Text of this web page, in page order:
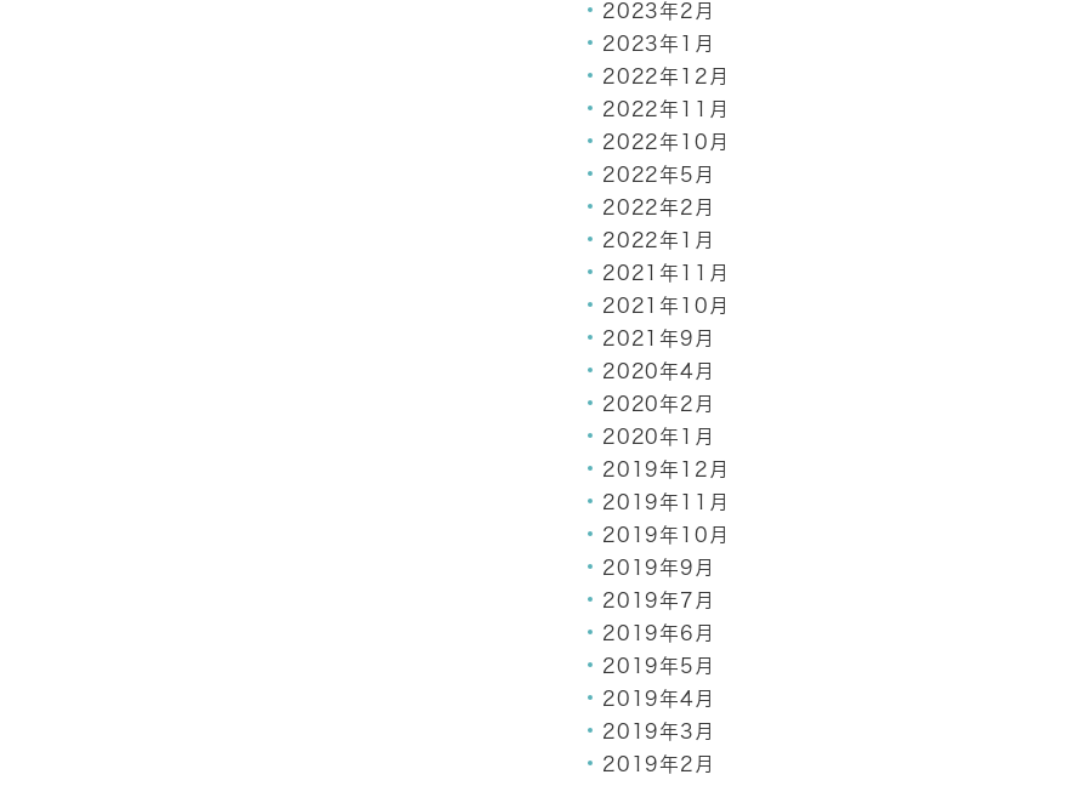
2023年2月
2023年1月
2022年12月
2022年11月
2022年10月
2022年5月
2022年2月
2022年1月
2021年11月
2021年10月
2021年9月
2020年4月
2020年2月
2020年1月
2019年12月
2019年11月
2019年10月
2019年9月
2019年7月
2019年6月
2019年5月
2019年4月
2019年3月
2019年2月